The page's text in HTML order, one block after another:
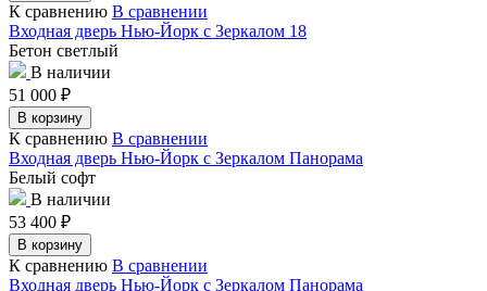
К сравнению В сравнении
Входная дверь Нью-Йорк с Зеркалом 18
Бетон светлый
В наличии
51 000 ₽
В корзину
К сравнению В сравнении
Входная дверь Нью-Йорк с Зеркалом Панорама
Белый софт
В наличии
53 400 ₽
В корзину
К сравнению В сравнении
Входная дверь Нью-Йорк с Зеркалом Панорама